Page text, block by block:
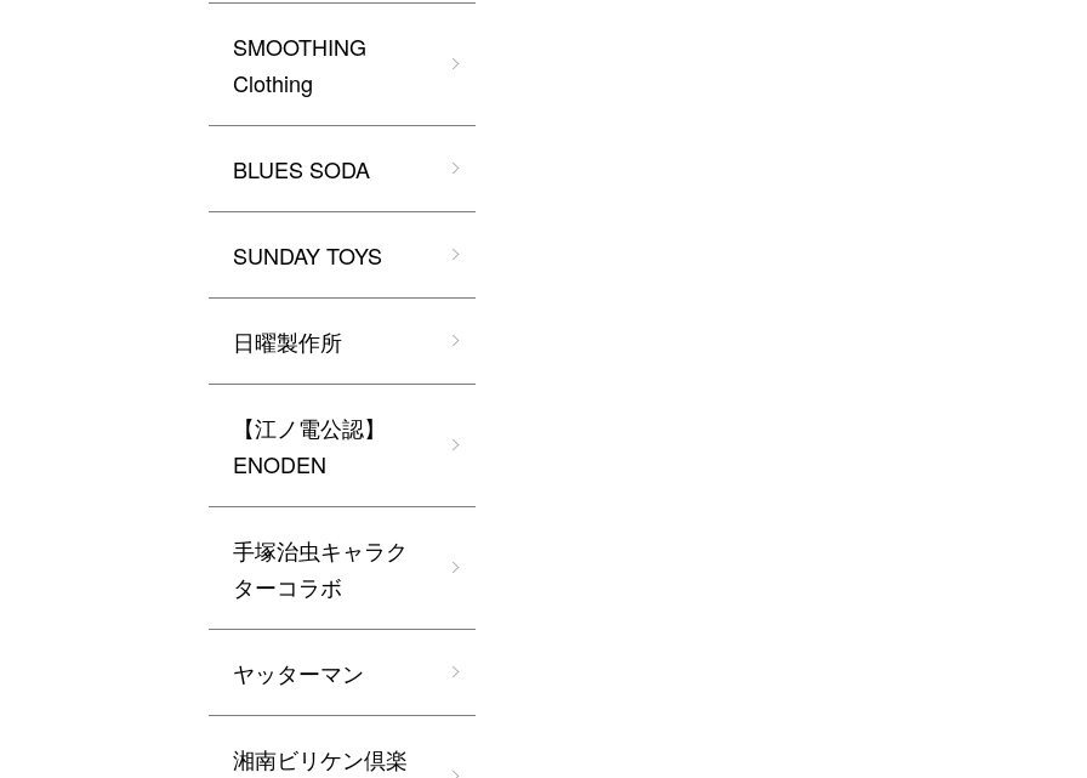
SMOOTHING
Clothing
BLUES SODA
SUNDAY TOYS
日曜製作所
【江ノ電公認】
ENODEN
手塚治虫キャラク
ターコラボ
ヤッターマン
湘南ビリケン倶楽